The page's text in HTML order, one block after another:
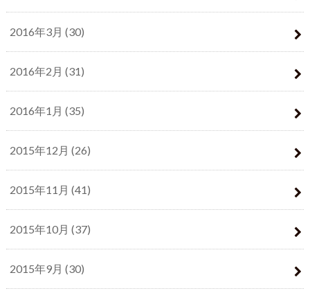
2016年3月 (30)
2016年2月 (31)
2016年1月 (35)
2015年12月 (26)
2015年11月 (41)
2015年10月 (37)
2015年9月 (30)